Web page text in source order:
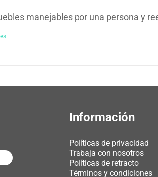
manejables por una persona y
Información
Políticas de privacidad
Trabaja con nosotros
Políticas de retracto
Términos y condiciones